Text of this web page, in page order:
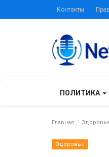
Контакты
ПОЛИТИКА
Главная
Здоровье